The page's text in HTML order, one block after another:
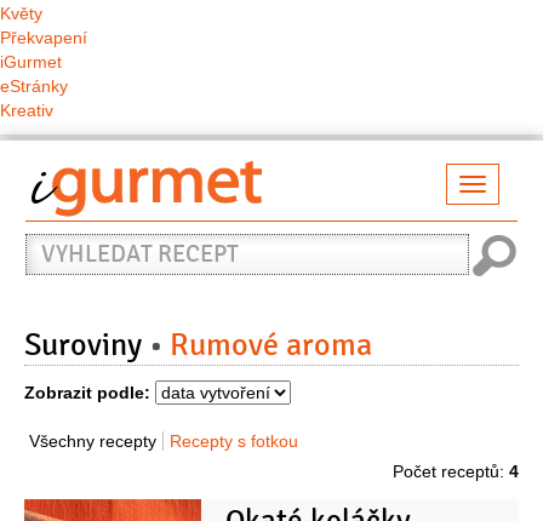
Květy
Překvapení
iGurmet
eStránky
Kreativ
Vyhledat
recept
Suroviny Rumové aroma
Zobrazit podle:
Všechny recepty
Recepty s fotkou
Počet receptů: 4